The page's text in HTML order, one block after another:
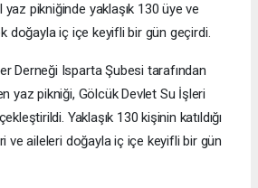
pikniğinde yaklaşık 130 üye ve
doğayla iç içe keyifli bir gün geçirdi.
Derneği Isparta Şubesi tarafından
yaz pikniği, Gölcük Devlet Su İşleri
Yaklaşık 130 kişinin katıldığı
ve aileleri doğayla iç içe keyifli bir gün